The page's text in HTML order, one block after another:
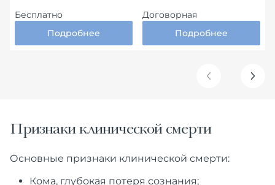
Бесплатно
Подробнее
Договорная
Подробнее
Признаки клинической смерти
Основные признаки клинической смерти:
Кома, глубокая потеря сознания;